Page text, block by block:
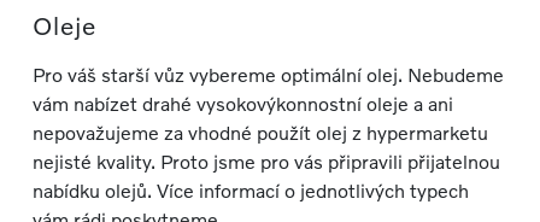
Oleje
Pro váš starší vůz vybereme optimální olej. Nebudeme
vám nabízet drahé vysokovýkonnostní oleje a ani
nepovažujeme za vhodné použít olej z hypermarketu
nejisté kvality. Proto jsme pro vás připravili přijatelnou
nabídku olejů. Více informací o jednotlivých typech